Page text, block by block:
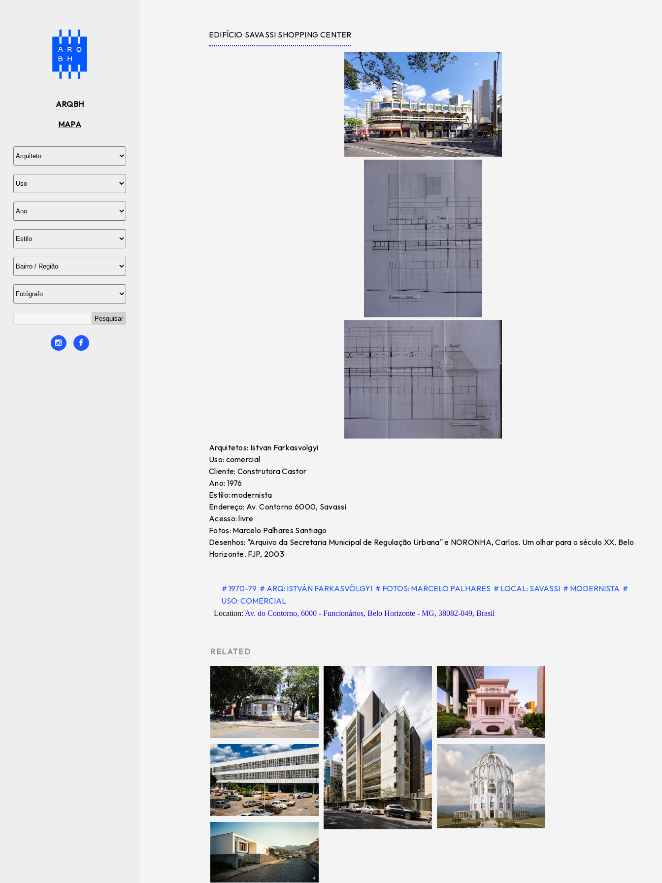
ARQBH
MAPA
EDIFÍCIO SAVASSI SHOPPING CENTER
Arquitetos: Istvan Farkasvolgyi
Uso: comercial
Cliente: Construtora Castor
Ano: 1976
Estilo: modernista
Endereço: Av. Contorno 6000, Savassi
Acesso: livre
Fotos: Marcelo Palhares Santiago
Desenhos: "Arquivo da Secretaria Municipal de Regulação Urbana" e NORONHA, Carlos. Um olhar para o século XX. Belo
Horizonte. FJP, 2003
# 1970-79 # ARQ: ISTVÁN FARKASVÖLGYI # FOTOS: MARCELO PALHARES # LOCAL: SAVASSI # MODERNISTA #
USO: COMERCIAL
Location: Av. do Contorno, 6000 - Funcionários, Belo Horizonte - MG, 38082-049, Brasil
RELATED